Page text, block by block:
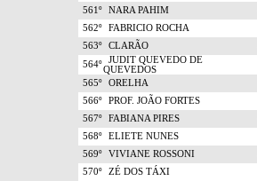
561º
NARA PAHIM
562º
FABRICIO ROCHA
563º
CLARÃO
564º
JUDIT QUEVEDO DE
QUEVEDOS
565º
ORELHA
566º
PROF. JOÃO FORTES
567º
FABIANA PIRES
568º
ELIETE NUNES
569º
VIVIANE ROSSONI
570º
ZÉ DOS TÁXI